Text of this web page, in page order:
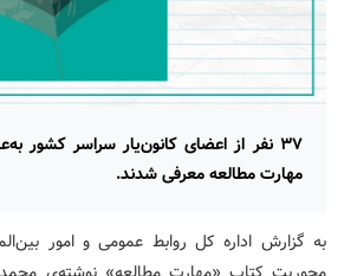
۳۷ نفر از اعضای کانون‌یار سراسر کشور
مهارت مطالعه معرفی شدند.
به گزارش اداره کل روابط عمومی و امور